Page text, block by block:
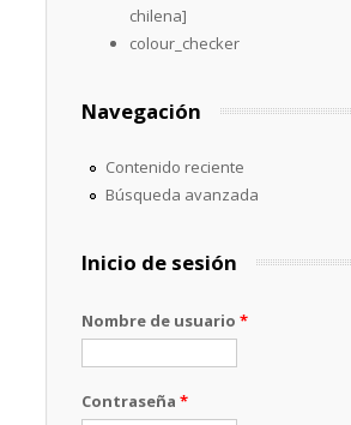
chilena]
colour_checker
Navegación
Contenido reciente
Búsqueda avanzada
Inicio de sesión
Nombre de usuario *
Contraseña *